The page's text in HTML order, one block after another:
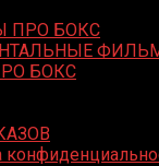
ПРО БОКС
БОКС